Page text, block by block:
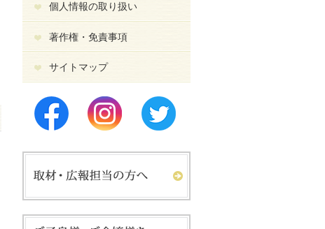
個人情報の取り扱い
著作権・免責事項
サイトマップ